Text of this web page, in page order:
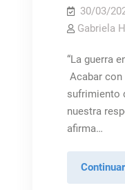
30/03/
Gabriela
“La guerra
Acabar
sufrimiento
nuestra
afirma…